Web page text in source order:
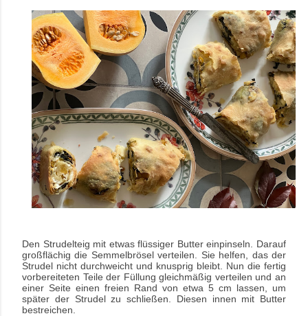
Den Strudelteig mit etwas flüssiger Butter einpinseln. Darauf
großflächig die Semmelbrösel verteilen. Sie helfen, das der
Strudel nicht durchweicht und knusprig bleibt. Nun die fertig
vorbereiteten Teile der Füllung gleichmäßig verteilen und an
einer Seite einen freien Rand von etwa 5 cm lassen, um
später der Strudel zu schließen. Diesen innen mit Butter
bestreichen.